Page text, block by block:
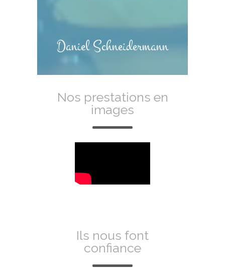
Daniel Schneidermann
Nos prestations en
images
Ils nous font
confiance